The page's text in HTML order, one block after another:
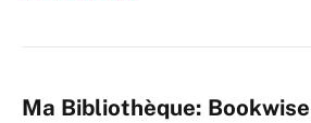
Ma Bibliothèque: